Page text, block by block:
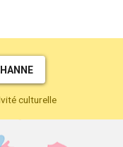
culturelle